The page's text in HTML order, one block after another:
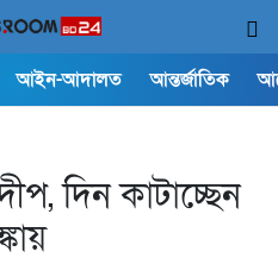
আইন-আদালত আন্তর্জাতিক
দিন কাটাচ্ছেন